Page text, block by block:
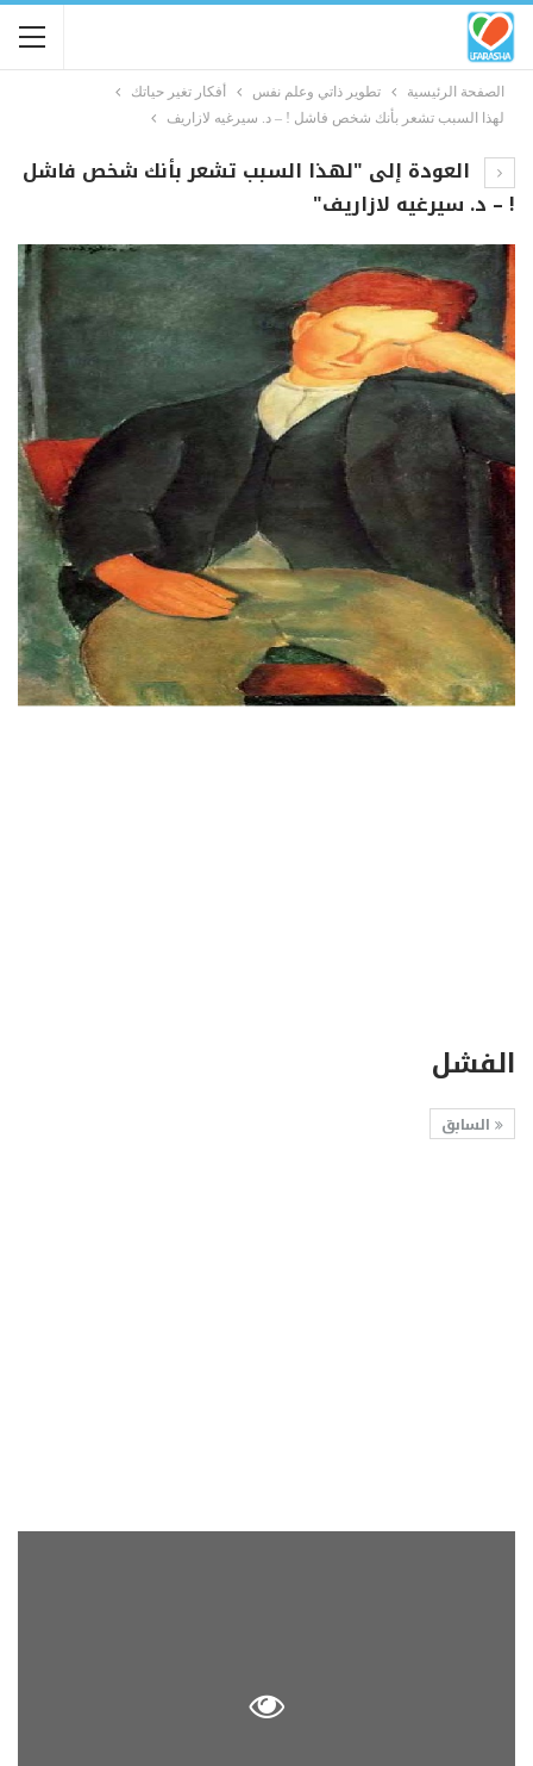
الصفحة الرئيسية تطوير ذاتي وعلم نفس
أفكار تغير حياتك
لهذا السبب تشعر بأنك شخص فاشل ! – د. سيرغيه لازاريف
العودة إلى "لهذا السبب تشعر بأنك شخص فاشل
! – د. سيرغيه لازاريف"
الفشل
السابق